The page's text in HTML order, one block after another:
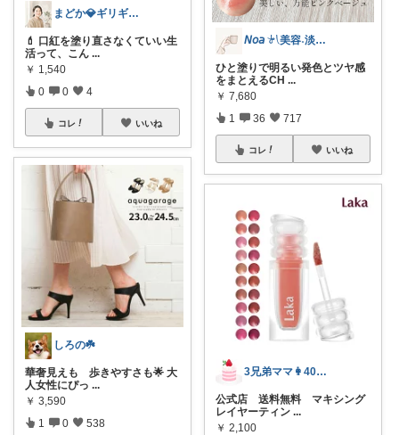
まどか💎ギリギリアラサーOL
💄 口紅を塗り直さなくていい生
活って、こん ...
￥ 1,540
0 0 4
コレ いいね
しろの☘️
華奢見えも 歩きやすさも🌟 大
人女性にぴっ ...
￥ 3,590
1 0 538
𝘕𝘰𝘢 𓍯美容˖淡色˖グレージュ
ひと塗りで明るい発色とツヤ感
をまとえるCH ...
￥ 7,680
1 36 717
コレ いいね
3兄弟ママ👩40代⭐︎購入感謝です⭐︎
公式店 送料無料 マキシング
レイヤーティン ...
￥ 2,100